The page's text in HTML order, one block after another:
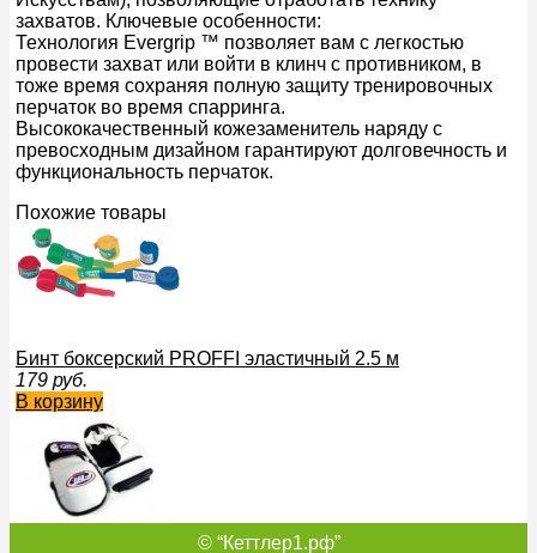
захватов. Ключевые особенности:
Технология Evergrip ™ позволяет вам с легкостью
провести захват или войти в клинч с противником, в
тоже время сохраняя полную защиту тренировочных
перчаток во время спарринга.
Высококачественный кожезаменитель наряду с
превосходным дизайном гарантируют долговечность и
функциональность перчаток.
Похожие товары
Бинт боксерский PROFFI эластичный 2.5 м
179 руб.
В корзину
ПЕРЧАТКИ ТРЕНИРОВОЧНЫЕ FBT ММА, GG-2
© “Кеттлер1.рф”